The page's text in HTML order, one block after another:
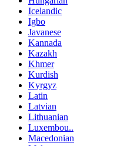
Icelandic
Igbo
Javanese
Kannada
Kazakh
Khmer
Kurdish
Kyrgyz
Latin
Latvian
Lithuanian
Luxembou..
Macedonian